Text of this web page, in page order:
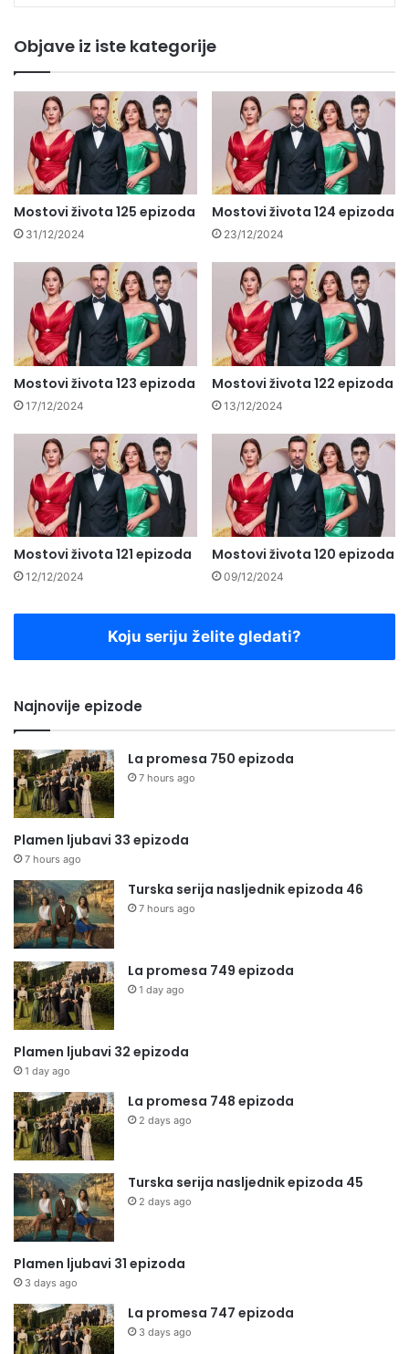
Objave iz iste kategorije
Mostovi života 125 epizoda
31/12/2024
Mostovi života 124 epizoda
23/12/2024
Mostovi života 123 epizoda
17/12/2024
Mostovi života 122 epizoda
13/12/2024
Mostovi života 121 epizoda
12/12/2024
Mostovi života 120 epizoda
09/12/2024
Koju seriju želite gledati?
Najnovije epizode
La promesa 750 epizoda
7 hours ago
Plamen ljubavi 33 epizoda
7 hours ago
Turska serija nasljednik epizoda 46
7 hours ago
La promesa 749 epizoda
1 day ago
Plamen ljubavi 32 epizoda
1 day ago
La promesa 748 epizoda
2 days ago
Turska serija nasljednik epizoda 45
2 days ago
Plamen ljubavi 31 epizoda
3 days ago
La promesa 747 epizoda
3 days ago